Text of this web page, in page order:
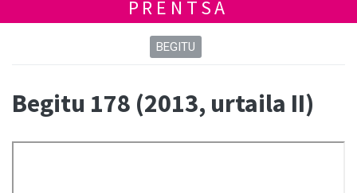
PRENTSA
BEGITU
Begitu 178 (2013, urtaila II)